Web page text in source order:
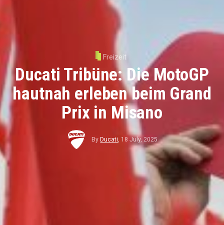
Freizeit
Ducati Tribüne: Die MotoGP
hautnah erleben beim Grand
Prix in Misano
By Ducati, 18 July, 2025